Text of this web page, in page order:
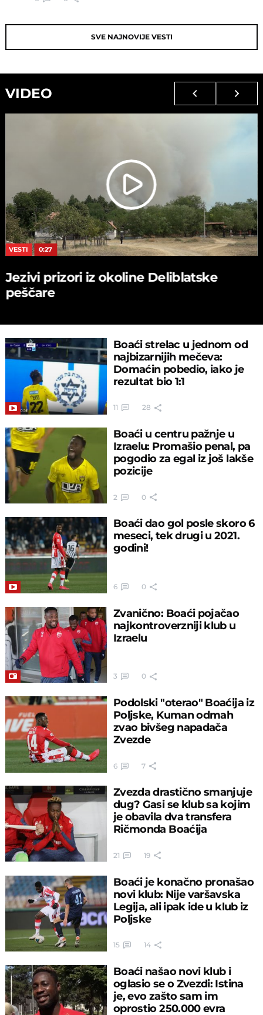
SVE NAJNOVIJE VESTI
VIDEO
VESTI 0:27
Jezivi prizori iz okoline Deliblatske
peščare
Boaći strelac u jednom od
najbizarnijih mečeva:
Domaćin pobedio, iako je
rezultat bio 1:1
11 28
Boaći u centru pažnje u
Izraelu: Promašio penal, pa
pogodio za egal iz još lakše
pozicije
2 0
Boaći dao gol posle skoro 6
meseci, tek drugi u 2021.
godini!
6 0
Zvanično: Boaći pojačao
najkontroverzniji klub u
Izraelu
3 0
Podolski "oterao" Boaćija iz
Poljske, Kuman odmah
zvao bivšeg napadača
Zvezde
6 7
Zvezda drastično smanjuje
dug? Gasi se klub sa kojim
je obavila dva transfera
Ričmonda Boaćija
21 19
Boaći je konačno pronašao
novi klub: Nije varšavska
Legija, ali ipak ide u klub iz
Poljske
15 14
Boaći našao novi klub i
oglasio se o Zvezdi: Istina
je, evo zašto sam im
oprostio 250.000 evra